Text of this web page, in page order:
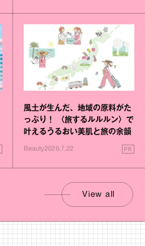
風土が生んだ、地域の原料がた
っぷり！ 〈旅するルルルン〉で
叶えるうるおい美肌と旅の余韻
Beauty2026.7.22 PR
View all